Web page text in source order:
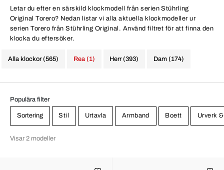
Letar du efter en särskild klockmodell från serien Stührling
Original Torero? Nedan listar vi alla aktuella klockmodeller ur
serien Torero från Stührling Original. Använd filtret för att finna den
klocka du eftersöker.
Alla klockor (565) Herr (393) Dam (174)
Rea (1)
Populära filter
Sortering Stil Urtavla Armband Boett Urverk
Visar 2 modeller